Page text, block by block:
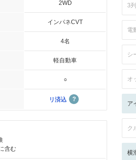
2WD
インパネCVT
4名
軽自動車
○
リ済込
含む
3
電
シ
オ
ア
ク
横